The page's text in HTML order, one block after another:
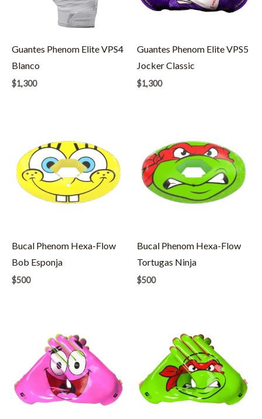
Guantes Phenom Elite VPS4
Blanco
$1,300
Guantes Phenom Elite VPS5
Jocker Classic
$1,300
Bucal Phenom Hexa-Flow
Bob Esponja
$500
Bucal Phenom Hexa-Flow
Tortugas Ninja
$500